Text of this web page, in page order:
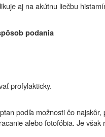
aj na akútnu liečbu
podania
profylakticky.
podľa možnosti čo
alebo fotofóbia. Je